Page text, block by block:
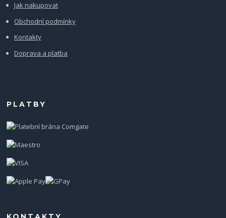
Jak nakupovat
Obchodní podmínky
Kontakty
Doprava a platba
PLATBY